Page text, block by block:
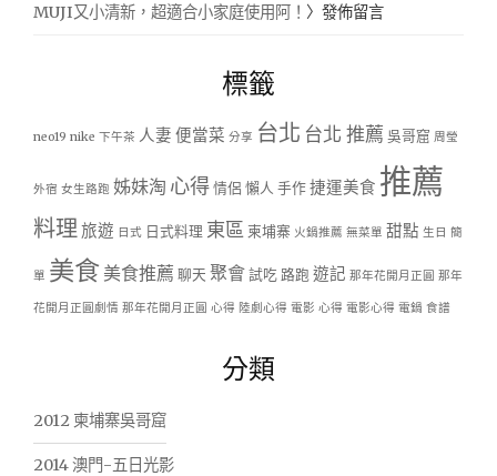
MUJI又小清新，超適合小家庭使用阿！ 〉發佈留言
標籤
neo19 nike 下午茶 人妻 便當菜 分享 台北 台北 推薦 吳哥窟 周瑩
外宿 女生路跑 姊妹淘 心得情侶 懶人 手作捷運美食 推薦
料理旅遊 日式 日式料理 東區 柬埔寨 火鍋推薦 無菜單 甜點 生日 簡
單 美食 美食推薦 聊天 聚會試吃 路跑遊記 那年花開月正圓 那年
花開月正圓劇情 那年花開月正圓 心得 陸劇心得 電影 心得 電影心得 電鍋 食譜
分類
2012 柬埔寨吳哥窟
2014 澳門-五日光影